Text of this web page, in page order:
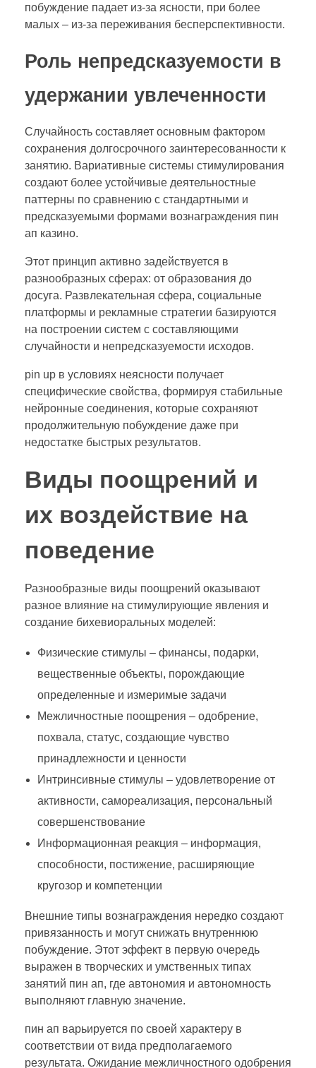
побуждение падает из-за ясности, при более
малых – из-за переживания бесперспективности.
Роль непредсказуемости в
удержании увлеченности
Случайность составляет основным фактором
сохранения долгосрочного заинтересованности к
занятию. Вариативные системы стимулирования
создают более устойчивые деятельностные
паттерны по сравнению с стандартными и
предсказуемыми формами вознаграждения пин
ап казино.
Этот принцип активно задействуется в
разнообразных сферах: от образования до
досуга. Развлекательная сфера, социальные
платформы и рекламные стратегии базируются
на построении систем с составляющими
случайности и непредсказуемости исходов.
pin up в условиях неясности получает
специфические свойства, формируя стабильные
нейронные соединения, которые сохраняют
продолжительную побуждение даже при
недостатке быстрых результатов.
Виды поощрений и
их воздействие на
поведение
Разнообразные виды поощрений оказывают
разное влияние на стимулирующие явления и
создание бихевиоральных моделей:
Физические стимулы – финансы, подарки,
вещественные объекты, порождающие
определенные и измеримые задачи
Межличностные поощрения – одобрение,
похвала, статус, создающие чувство
принадлежности и ценности
Интринсивные стимулы – удовлетворение от
активности, самореализация, персональный
совершенствование
Информационная реакция – информация,
способности, постижение, расширяющие
кругозор и компетенции
Внешние типы вознаграждения нередко создают
привязанность и могут снижать внутреннюю
побуждение. Этот эффект в первую очередь
выражен в творческих и умственных типах
занятий пин ап, где автономия и автономность
выполняют главную значение.
пин ап варьируется по своей характеру в
соответствии от вида предполагаемого
результата. Ожидание межличностного одобрения